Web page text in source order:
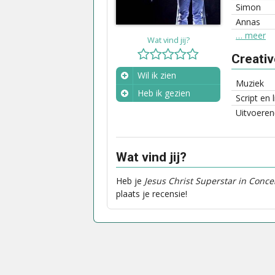
Wat vind jij?
Wil ik zien
Heb ik gezien
Simon
Annas
… meer
Muziek
Script en
Wat vind jij?
Heb je Jesus Christ Superstar in
plaats je recensie!